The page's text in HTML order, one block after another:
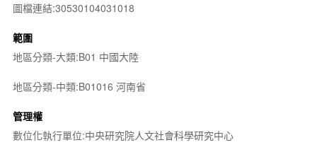
圖檔連結:30530104031018
範圍
地區分類-大類:B01 中國大陸
地區分類-中類:B01016 河南省
管理權
數位化執行單位:中央研究院人文社會科學研究中心